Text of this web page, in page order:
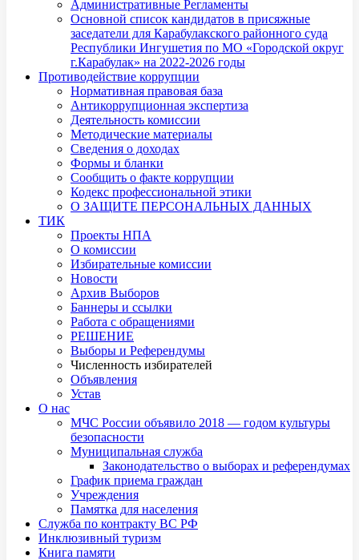
Административные Регламенты
Основной список кандидатов в присяжные
заседатели для Карабулакского районного суда
Республики Ингушетия по МО «Городской округ
г.Карабулак» на 2022-2026 годы
Противодействие коррупции
Нормативная правовая база
Антикоррупционная экспертиза
Деятельность комиссии
Методические материалы
Сведения о доходах
Формы и бланки
Сообщить о факте коррупции
Кодекс профессиональной этики
О ЗАЩИТЕ ПЕРСОНАЛЬНЫХ ДАННЫХ
ТИК
Проекты НПА
О комиссии
Избирательные комиссии
Новости
Архив Выборов
Баннеры и ссылки
Работа с обращениями
РЕШЕНИЕ
Выборы и Референдумы
Численность избирателей
Объявления
Устав
О нас
МЧС России объявило 2018 — годом культуры
безопасности
Муниципальная служба
Законодательство о выборах и референдумах
График приема граждан
Учреждения
Памятка для населения
Служба по контракту ВС РФ
Инклюзивный туризм
Книга памяти